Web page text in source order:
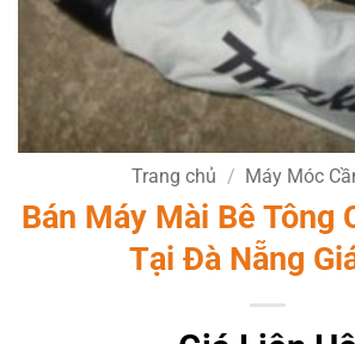
Trang chủ / Máy Móc
Bán Máy Mài Bê Tông
Tại Đà Nẵng